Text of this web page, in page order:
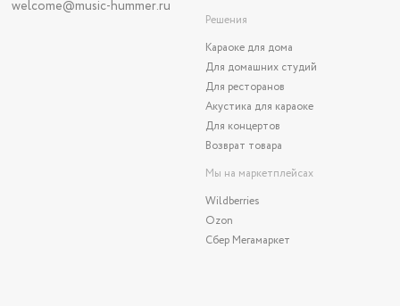
welcome@music-hummer.ru
Решения
Караоке для дома
Для домашних студий
Для ресторанов
Акустика для караоке
Для концертов
Возврат товара
Мы на маркетплейсах
Wildberries
Ozon
Сбер Мегамаркет